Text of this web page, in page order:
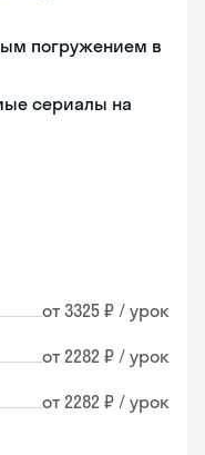
погружением в
сериалы на
от 3325 ₽ / урок
от 2282 ₽ / урок
от 2282 ₽ / урок